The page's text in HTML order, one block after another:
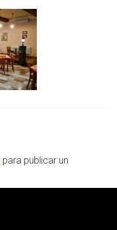
para publicar un